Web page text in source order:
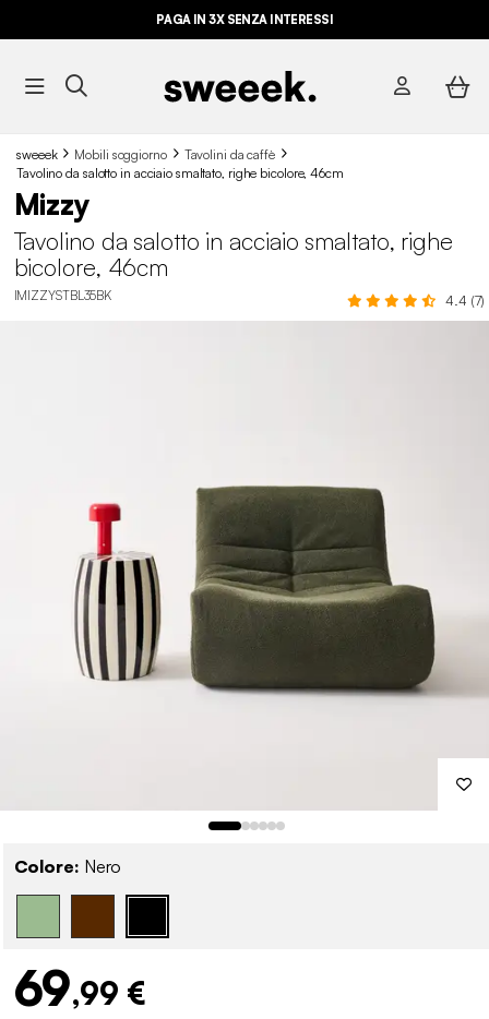
PAGA IN 3X SENZA INTERESSI
sweeek Mobili soggiorno
Tavolini da caffè
Tavolino da salotto in acciaio smaltato, righe bicolore, 46cm
Mizzy
Tavolino da salotto in acciaio smaltato, righe
bicolore, 46cm
IMIZZYSTBL35BK 4.4 (7)
Colore: Nero
69,99 €